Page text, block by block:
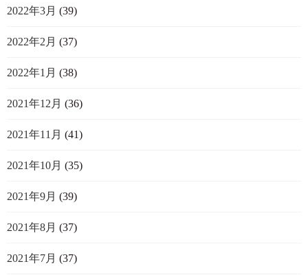
2022年3月 (39)
2022年2月 (37)
2022年1月 (38)
2021年12月 (36)
2021年11月 (41)
2021年10月 (35)
2021年9月 (39)
2021年8月 (37)
2021年7月 (37)